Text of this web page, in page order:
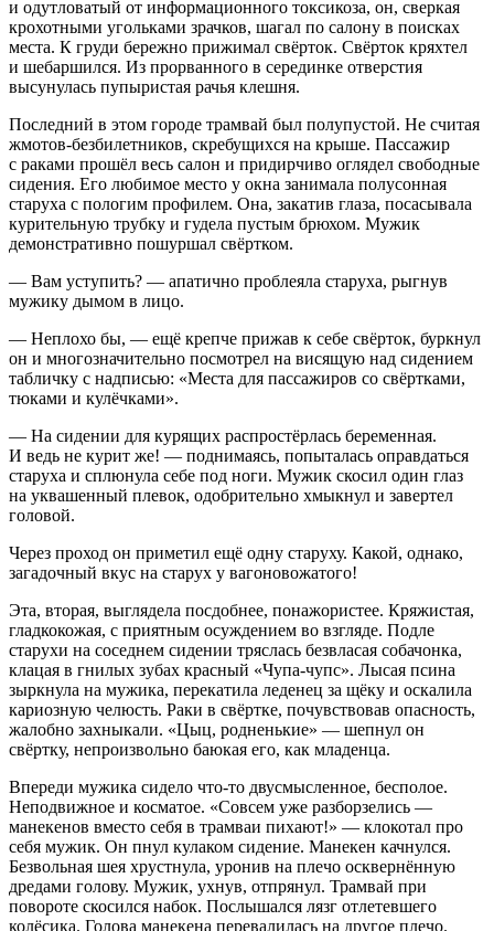
и одутловатый от информационного токсикоза, он, сверкая
крохотными угольками зрачков, шагал по салону в поисках
места. К груди бережно прижимал свёрток. Свёрток кряхтел
и шебаршился. Из прорванного в серединке отверстия
высунулась пупыристая рачья клешня.
Последний в этом городе трамвай был полупустой. Не считая
жмотов-безбилетников, скребущихся на крыше. Пассажир
с раками прошёл весь салон и придирчиво оглядел свободные
сидения. Его любимое место у окна занимала полусонная
старуха с пологим профилем. Она, закатив глаза, посасывала
курительную трубку и гудела пустым брюхом. Мужик
демонстративно пошуршал свёртком.
— Вам уступить? — апатично проблеяла старуха, рыгнув
мужику дымом в лицо.
— Неплохо бы, — ещё крепче прижав к себе свёрток, буркнул
он и многозначительно посмотрел на висящую над сидением
табличку с надписью: «Места для пассажиров со свёртками,
тюками и кулёчками».
— На сидении для курящих распростёрлась беременная.
И ведь не курит же! — поднимаясь, попыталась оправдаться
старуха и сплюнула себе под ноги. Мужик скосил один глаз
на уквашенный плевок, одобрительно хмыкнул и завертел
головой.
Через проход он приметил ещё одну старуху. Какой, однако,
загадочный вкус на старух у вагоновожатого!
Эта, вторая, выглядела посдобнее, понажористее. Кряжистая,
гладкокожая, с приятным осуждением во взгляде. Подле
старухи на соседнем сидении тряслась безвласая собачонка,
клацая в гнилых зубах красный «Чупа-чупс». Лысая псина
зыркнула на мужика, перекатила леденец за щёку и оскалила
кариозную челюсть. Раки в свёртке, почувствовав опасность,
жалобно захныкали. «Цыц, родненькие» — шепнул он
свёртку, непроизвольно баюкая его, как младенца.
Впереди мужика сидело что-то двусмысленное, бесполое.
Неподвижное и косматое. «Совсем уже разборзелись —
манекенов вместо себя в трамваи пихают!» — клокотал про
себя мужик. Он пнул кулаком сидение. Манекен качнулся.
Безвольная шея хрустнула, уронив на плечо осквернённую
дредами голову. Мужик, ухнув, отпрянул. Трамвай при
повороте скосился набок. Послышался лязг отлетевшего
колёсика. Голова манекена перевалилась на другое плечо.